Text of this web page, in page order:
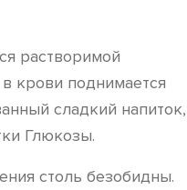
растворимой
крови поднимается
сладкий напиток,
Глюкозы.
столь безобидны.